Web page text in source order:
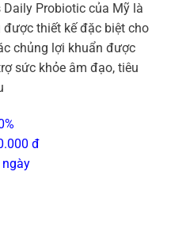
Daily Probiotic của Mỹ là
thiết kế đặc biệt cho
chủng lợi khuẩn được
sức khỏe âm đạo, tiêu
đ